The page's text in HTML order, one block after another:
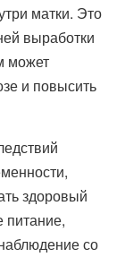
матки. Это
выработки
может
и повысить
здоровый
со